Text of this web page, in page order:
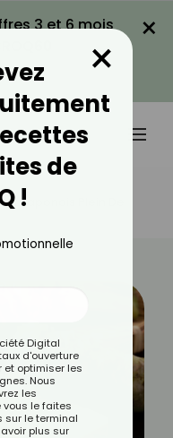
3 et 6 mois
×
Japonais Plein De
de
!
×
Digital
d'ouverture
et optimiser les
Nous
les
vous le faites
sur le terminal
plus sur